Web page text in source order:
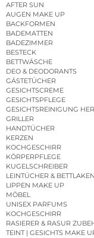
AFTER SUN
AUGEN MAKE UP
BACKFORMEN
BADEMATTEN
BADEZIMMER
BESTECK
BETTWÄSCHE
DEO & DEODORANTS
GÄSTETÜCHER
GESICHTSCREME
GESICHTSPFLEGE
GESICHTSREINIGUNG
GRILLER
HANDTÜCHER
KERZEN
KOCHGESCHIRR
KÖRPERPFLEGE
KUGELSCHREIBER
LEINTÜCHER & BETTLAKEN
LIPPEN MAKE UP
MÖBEL
UNISEX PARFUMS
KOCHGESCHIRR
RASIERER & RASUR
TEINT | GESICHTS MAKE